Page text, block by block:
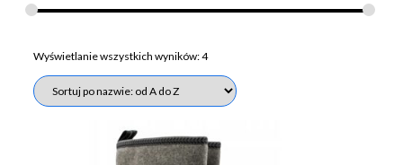
Wyświetlanie wszystkich wyników: 4